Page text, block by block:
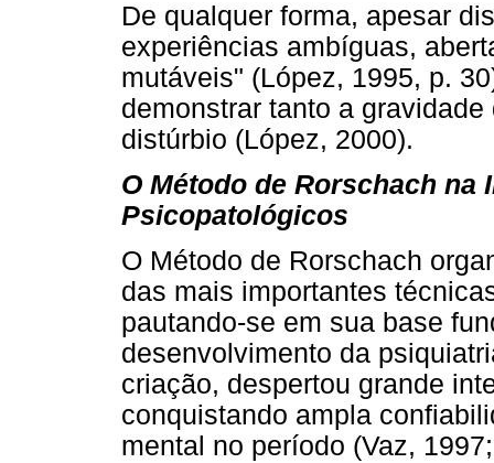
De qualquer forma, apesar
experiências ambíguas,
mutáveis" (López, 1995, p.
demonstrar tanto a
distúrbio (López, 2000).
O Método de Rorschach na
Psicopatológicos
O Método de Rorschach
das mais importantes
pautando-se em sua base
desenvolvimento da
criação, despertou grande
conquistando ampla
mental no período (Vaz,